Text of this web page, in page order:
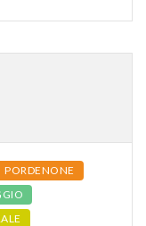
PORDENONE